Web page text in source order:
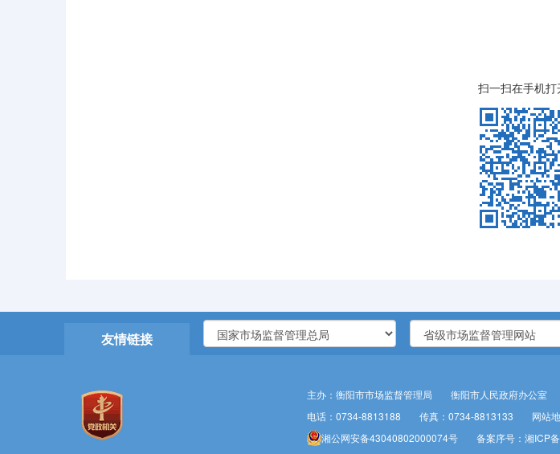
扫一扫在手机
友情链接
主办：衡阳市市场监督管理局 衡阳市人民政府办公室
电话：0734-8813188
传真：0734-8813133
网站
湘公网安备43040802000074号
备案序号：湘ICP